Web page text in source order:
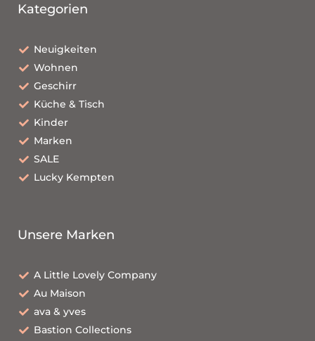
Kategorien
Neuigkeiten
Wohnen
Geschirr
Küche & Tisch
Kinder
Marken
SALE
Lucky Kempten
Unsere Marken
A Little Lovely Company
Au Maison
ava & yves
Bastion Collections